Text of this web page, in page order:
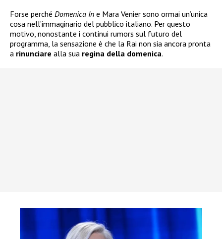
Forse perché Domenica In e Mara Venier sono ormai un’unica
cosa nell’immaginario del pubblico italiano. Per questo
motivo, nonostante i continui rumors sul futuro del
programma, la sensazione è che la Rai non sia ancora pronta
a rinunciare alla sua regina della domenica.